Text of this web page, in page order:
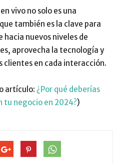
vivo no solo es una
también es la clave para
nuevos niveles de
aprovecha la tecnología y
en cada interacción.
artículo: ¿Por qué deberías
negocio en 2024?)